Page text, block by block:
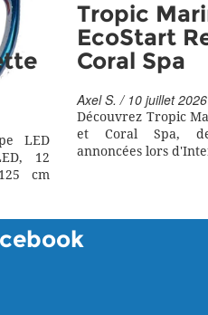
LED
12
cm
Tropic
EcoStart
Coral Spa
Axel S. / 10 juillet 2026
Découvrez Tropic
et Coral Spa,
annoncées lors